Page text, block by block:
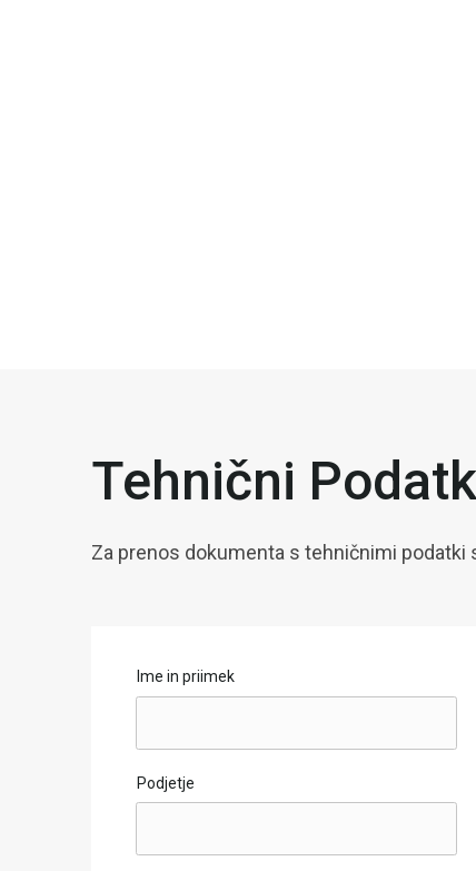
Tehnični
Za prenos dokumenta s tehničnimi podatki
Ime in priimek
Podjetje